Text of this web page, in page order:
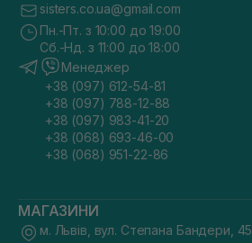
sisters.co.ua@gmail.com
Пн.-Пт. з 10:00 до 19:00
Сб.-Нд. з 11:00 до 18:00
Менеджер
+38 (097) 612-54-81
+38 (097) 788-12-88
+38 (097) 983-41-20
+38 (068) 693-46-00
+38 (068) 951-22-86
МАГАЗИНИ
м. Львів, вул. Степана Бандери, 45